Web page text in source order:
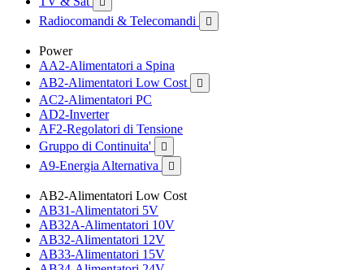
Radiocomandi & Telecomandi 
Power
AA2-Alimentatori a Spina
AB2-Alimentatori Low Cost

AC2-Alimentatori PC
AD2-Inverter
AF2-Regolatori di Tensione
Gruppo di Continuita'

A9-Energia Alternativa 
AB2-Alimentatori Low Cost
AB31-Alimentatori 5V
AB32A-Alimentatori 10V
AB32-Alimentatori 12V
AB33-Alimentatori 15V